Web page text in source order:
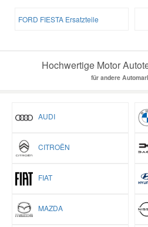
FORD FIESTA Ersatzteile
Hochwertige Motor
für andere
AUDI
CITROËN
FIAT
MAZDA